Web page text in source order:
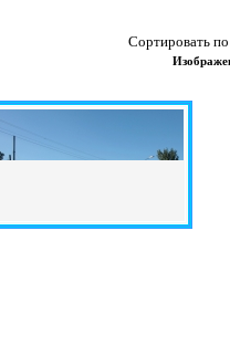
Сортировать